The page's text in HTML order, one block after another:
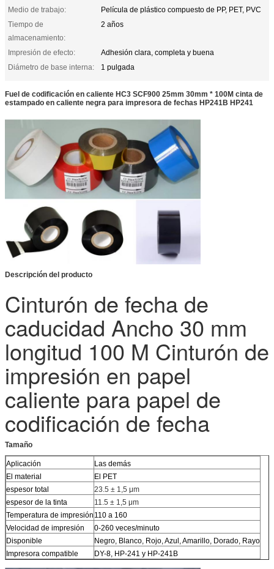
Medio de trabajo:
Película de plástico compuesto de PP, PET, PVC
Tiempo de
almacenamiento:
2 años
Impresión de efecto:
Adhesión clara, completa y buena
Diámetro de base interna:
1 pulgada
Fuel de codificación en caliente HC3 SCF900 25mm 30mm * 100M cinta de
estampado en caliente negra para impresora de fechas HP241B HP241
Descripción del producto
Cinturón de fecha de
caducidad Ancho 30 mm
longitud 100 M Cinturón de
impresión en papel
caliente para papel de
codificación de fecha
Tamaño
Aplicación
Las demás
El material
El PET
espesor total
23.5 ± 1,5 μm
espesor de la tinta
11.5 ± 1,5 μm
Temperatura de impresión 110 a 160
Velocidad de impresión
0-260 veces/minuto
Disponible
Negro, Blanco, Rojo, Azul, Amarillo, Dorado, Rayo
Impresora compatible
DY-8, HP-241 y HP-241B